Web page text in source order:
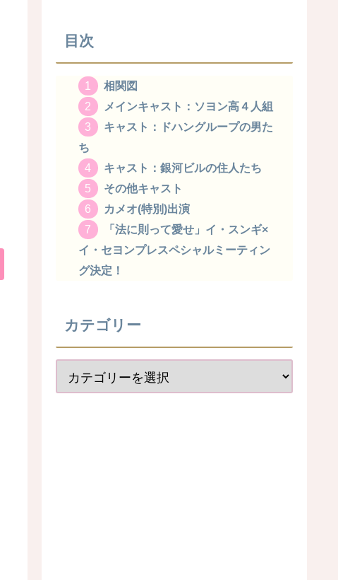
目次
相関図
メインキャスト：ソヨン高４人組
キャスト：ドハングループの男た
ち
キャスト：銀河ビルの住人たち
その他キャスト
カメオ(特別)出演
「法に則って愛せ」イ・スンギ×
イ・セヨンプレスペシャルミーティン
グ決定！
カテゴリー